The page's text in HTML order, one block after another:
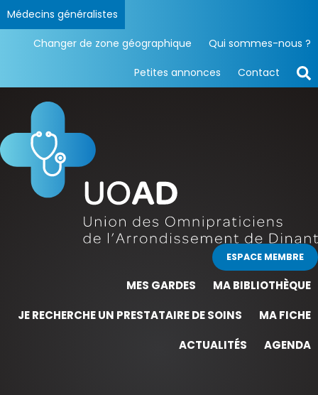
Médecins généralistes
Changer de zone géographique Qui sommes-nous ?
Petites annonces Contact
ESPACE MEMBRE
MES GARDES
MA BIBLIOTHÈQUE
JE RECHERCHE UN PRESTATAIRE DE SOINS
MA FICHE
ACTUALITÉS
AGENDA